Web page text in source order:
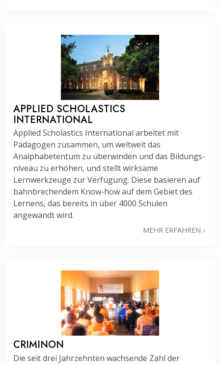
APPLIED SCHOLASTICS
INTERNATIONAL
Applied Scholastics International arbeitet mit
Pädagogen zusammen, um weltweit das
Analphabetentum zu überwinden und das Bildungs­
niveau zu erhöhen, und stellt wirksame
Lernwerkzeuge zur Verfügung. Diese basieren auf
bahn­brechendem Know-how auf dem Gebiet des
Lernens, das bereits in über 4000 Schulen
angewandt wird.
MEHR ERFAHREN
CRIMINON
Die seit drei Jahrzehnten wachsende Zahl der